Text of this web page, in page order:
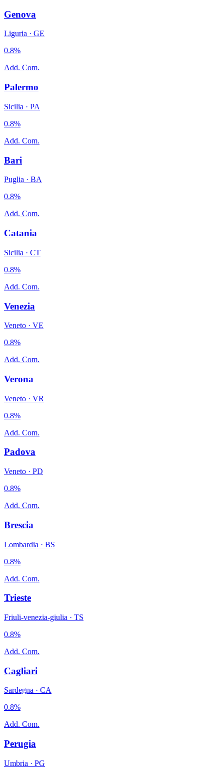
Genova
Liguria · GE
0.8%
Add. Com.
Palermo
Sicilia · PA
0.8%
Add. Com.
Bari
Puglia · BA
0.8%
Add. Com.
Catania
Sicilia · CT
0.8%
Add. Com.
Venezia
Veneto · VE
0.8%
Add. Com.
Verona
Veneto · VR
0.8%
Add. Com.
Padova
Veneto · PD
0.8%
Add. Com.
Brescia
Lombardia · BS
0.8%
Add. Com.
Trieste
Friuli-venezia-giulia · TS
0.8%
Add. Com.
Cagliari
Sardegna · CA
0.8%
Add. Com.
Perugia
Umbria · PG